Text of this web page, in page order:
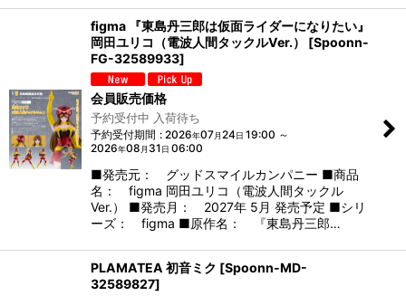
figma 『東島丹三郎は仮面ライダーになりたい』
岡田ユリコ（電波人間タックルVer.）
[Spoonn-
FG-32589933]
会員販売価格
予約受付中 入荷待ち
予約受付期間 : 2026年07月 24日 19:00 ～
2026年08 月 31日 06:00
■発売元： グッドスマイルカンパニー ■商品
名： figma 岡田ユリコ（電波人間タックル
Ver.） ■発売月： 2027年 5月 発売予定 ■シリ
ーズ： figma ■原作名： 『東島丹三郎…
PLAMATEA 初音ミク [Spoonn-MD-
32589827]